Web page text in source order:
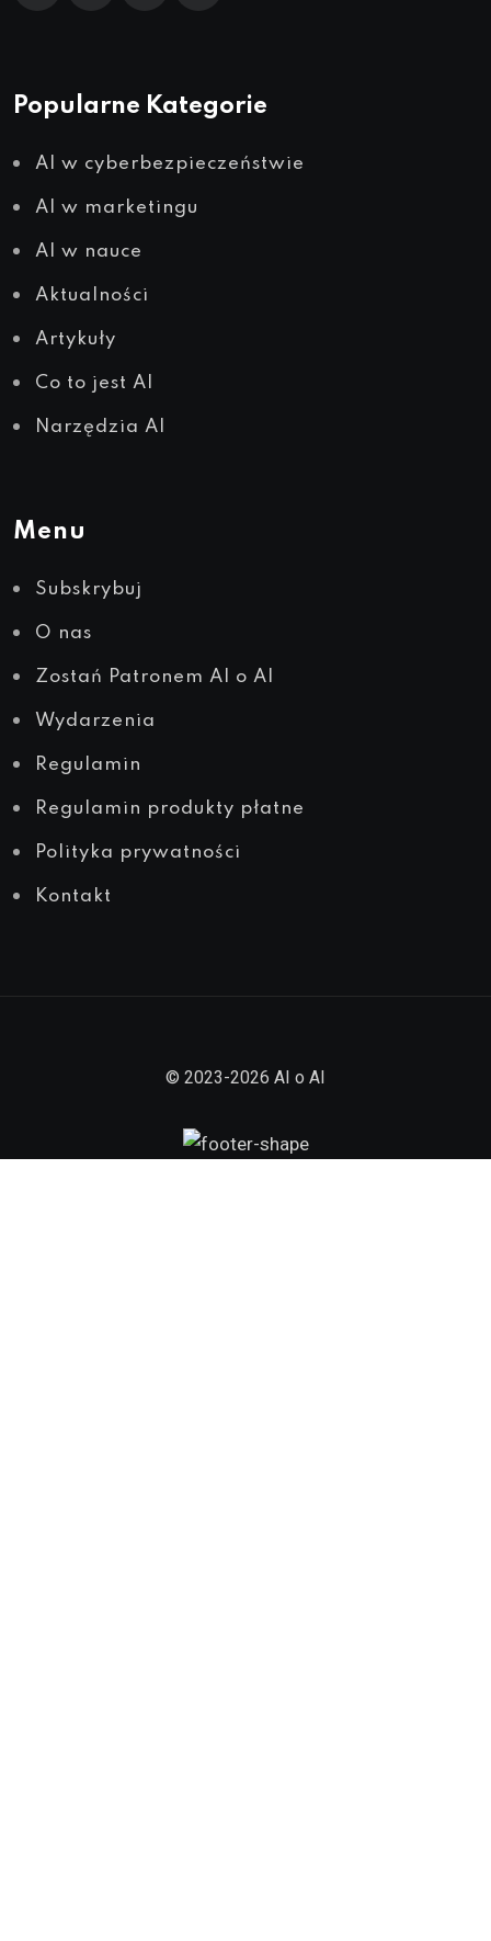
Popularne Kategorie
AI w cyberbezpieczeństwie
AI w marketingu
AI w nauce
Aktualności
Artykuły
Co to jest AI
Narzędzia AI
Menu
Subskrybuj
O nas
Zostań Patronem AI o AI
Wydarzenia
Regulamin
Regulamin produkty płatne
Polityka prywatności
Kontakt
© 2023-2026 AI o AI